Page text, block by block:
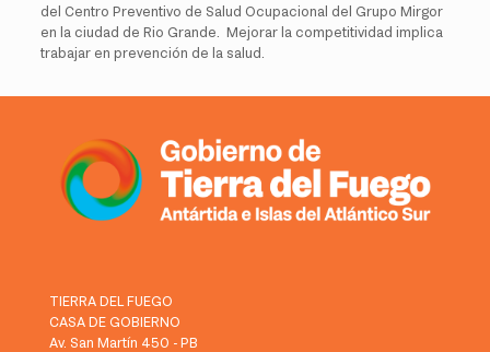
del Centro Preventivo de Salud Ocupacional del Grupo Mirgor
en la ciudad de Rio Grande. Mejorar la competitividad implica
trabajar en prevención de la salud.
TIERRA DEL FUEGO
CASA DE GOBIERNO
Av. San Martín 450 - PB